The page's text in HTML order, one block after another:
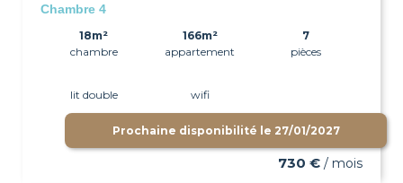
Chambre 4
18m²
chambre
166m²
appartement
7
pièces
lit double wifi
Prochaine disponibilité le 27/01/2027
730 € / mois